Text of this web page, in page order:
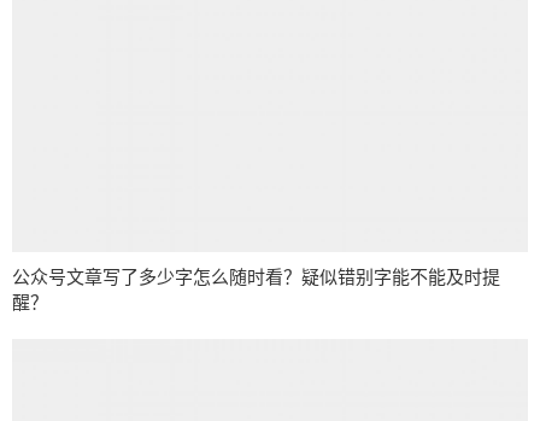
公众号文章写了多少字怎么随时看？疑似错别字能不能及时提
醒？